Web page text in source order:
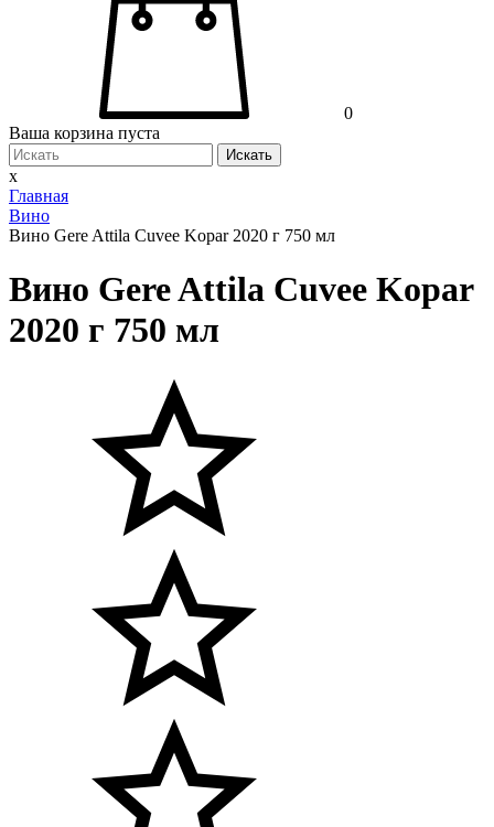
0
Ваша корзина пуста
Искать
x
Главная
Вино
Вино Gere Attila Cuvee Kopar 2020 г 750 мл
Вино Gere Attila Cuvee Kopar
2020 г 750 мл